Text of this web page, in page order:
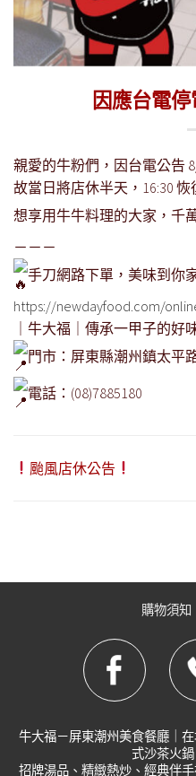
因應台電
親愛的牛粉們，因台電公告
故當日將店休半天，16:30 恢
想享用牛牛料理的大家，千
－－－
手刀網路下單，美味到你
https://newdayfood.com/
｜牛大福｜傳承一甲子的好
門市：屏東縣潮州鎮太平
電話：(08)7885180
颱風店休公告
購物須知
牛大福－屏東潮州美食餐廳｜
式沙茶火
招牌湯品、精緻熱炒、經典伴